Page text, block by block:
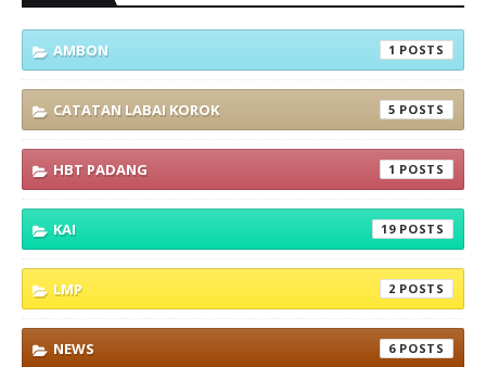
AMBON 1
CATATAN LABAI KOROK 5
HBT PADANG 1
KAI 19
LMP 2
NEWS 6